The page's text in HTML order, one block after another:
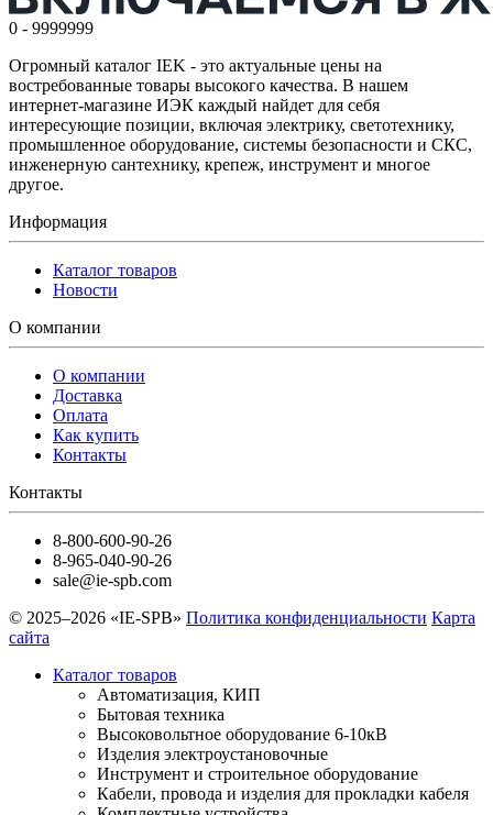
0 - 9999999
Огромный каталог IEK - это актуальные цены на
востребованные товары высокого качества. В нашем
интернет-магазине ИЭК каждый найдет для себя
интересующие позиции, включая электрику, светотехнику,
промышленное оборудование, системы безопасности и СКС,
инженерную сантехнику, крепеж, инструмент и многое
другое.
Информация
Каталог товаров
Новости
О компании
О компании
Доставка
Оплата
Как купить
Контакты
Контакты
8-800-600-90-26
8-965-040-90-26
sale@ie-spb.com
© 2025–2026 «IE-SPB» Политика конфиденциальности Карта
сайта
Каталог товаров
Автоматизация, КИП
Бытовая техника
Высоковольтное оборудование 6-10кВ
Изделия электроустановочные
Инструмент и строительное оборудование
Кабели, провода и изделия для прокладки кабеля